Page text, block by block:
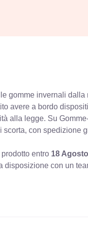
gomme invernali
avere a bordo
alla legge. Su
con spedizione
entro 18 Agosto
disposizione con un